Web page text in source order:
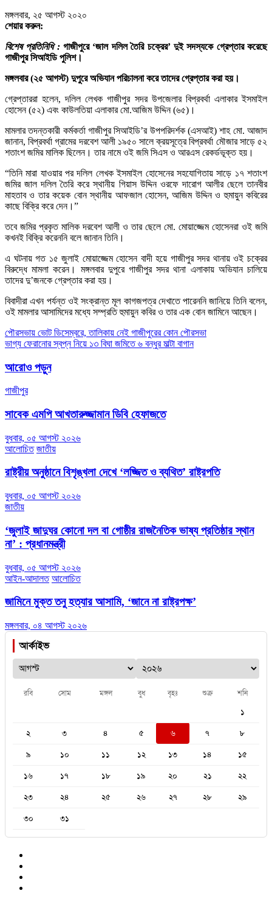
মঙ্গলবার, ২৫ আগস্ট ২০২০
শেয়ার করুন:
বিশেষ প্রতিনিধি :গাজীপুরে ‘জাল দলিল তৈরি চক্রের’ দুই সদস্যকে গ্রেপ্তার করেছে
গাজীপুর সিআইডি পুলিশ।
মঙ্গলবার (২৫ আগস্ট) দুপুরে অভিযান পরিচালনা করে তাদের গ্রেপ্তার করা হয়।
গ্রেপ্তাররা হলেন, দলিল লেখক গাজীপুর সদর উপজেলার বিপ্রবর্থা এলাকার ইসমাইল
হোসেন (৫২) এবং কাউলতিয়া এলাকার মো.আজিম উদ্দিন (৬৫)।
মামলার তদন্তকারী কর্মকর্তা গাজীপুর সিআইডি’র উপপরিদর্শক (এসআই) শাহ মো. আজাদ
জানান, বিপ্রবর্থা গ্রামের দরবেশ আলী ১৯৫০ সালে ক্রয়সূত্রে বিপ্রবর্থা মৌজার সাড়ে ৫২
শতাংশ জমির মালিক ছিলেন। তার নামে ওই জমি সিএস ও আরএস রেকর্ডভূক্ত হয়।
“তিনি মারা যাওয়ার পর দলিল লেখক ইসমাইল হোসেনের সহযোগিতায় সাড়ে ১৭ শতাংশ
জমির জাল দলিল তৈরি করে স্থানীয় গিয়াস উদ্দিন ওরফে দারোগ আলীর ছেলে তানবীর
মাহতাব ও তার কয়েক বোন স্থানীয় আফজাল হোসেন, আজিম উদ্দিন ও হুমায়ুন কবিরের
কাছে বিক্রি করে দেন।”
তবে জমির প্রকৃত মালিক দরবেশ আলী ও তার ছেলে মো. মোয়াজ্জেম হোসেনরা ওই জমি
কখনই বিক্রি করেননি বলে জানান তিনি।
এ ঘটনায় গত ১৫ জুলাই মোয়াজ্জেম হোসেন বাদী হয়ে গাজীপুর সদর থানায় ওই চক্রের
বিরুদ্ধে মামলা করেন। মঙ্গলবার দুপুরে গাজীপুর সদর থানা এলাকায় অভিযান চালিয়ে
তাদের দু’জনকে গ্রেপ্তার করা হয়।
বিবাদীরা এখন পর্যন্ত ওই সংক্রান্ত মূল কাগজপত্র দেখাতে পারেননি জানিয়ে তিনি বলেন,
ওই মামলার আসামিদের মধ্যে সম্প্রতি হুমায়ুন কবির ও তার এক বোন জামিনে আছেন।
Post
navigation
পৌরসভায় ভোট ডিসেম্বরে, তালিকায় নেই গাজীপুরের কোন পৌরসভা
ভাগ্য ফেরানোর স্বপ্ন নিয়ে ১৩ বিঘা জমিতে ৬ বন্ধুর মাল্টা বাগান
আরোও পড়ুন
গাজীপুর
সাবেক এমপি আখতারুজ্জামান ডিবি হেফাজতে
বুধবার, ০৫ আগস্ট ২০২৬
আলোচিত জাতীয়
রাষ্ট্রীয় অনুষ্ঠানে বিশৃঙ্খলা দেখে ‘লজ্জিত ও ব্যথিত’ রাষ্ট্রপতি
বুধবার, ০৫ আগস্ট ২০২৬
জাতীয়
‘জুলাই জাদুঘর কোনো দল বা গোষ্ঠীর রাজনৈতিক ভাষ্য প্রতিষ্ঠার স্থান
না’ : প্রধানমন্ত্রী
বুধবার, ০৫ আগস্ট ২০২৬
আইন-আদালত আলোচিত
জামিনে মুক্ত তনু হত্যার আসামি, ‘জানে না রাষ্ট্রপক্ষ’
মঙ্গলবার, ০৪ আগস্ট ২০২৬
আর্কাইভ
রবি সোম মঙ্গল বুধ বৃহঃ শুক্র শনি
১
২
৩ ৪ ৫ ৬ ৭
৮
৯
১০ ১১ ১২ ১৩ ১৪
১৫
১৬
১৭ ১৮ ১৯ ২০ ২১
২২
২৩
২৪ ২৫ ২৬ ২৭ ২৮
২৯
৩০
৩১